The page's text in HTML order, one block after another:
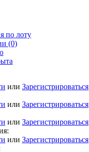
по лоту
(0)
или Зарегистрироваться
или Зарегистрироваться
или Зарегистрироваться
или Зарегистрироваться